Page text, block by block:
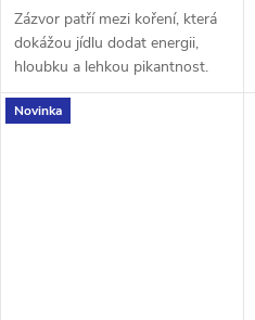
Zázvor patří mezi koření, která
dokážou jídlu dodat energii,
hloubku a lehkou pikantnost.
Esenciální olej Ginger+ se
získává parní destilací z kořene
Novinka